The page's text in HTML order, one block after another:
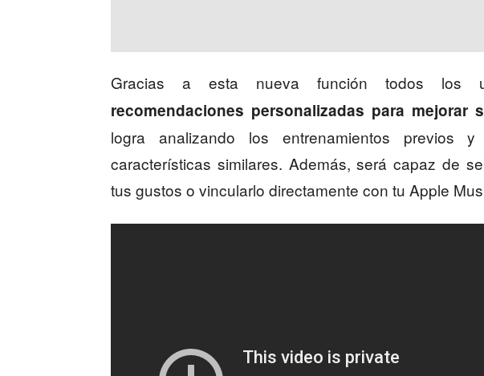
Gracias a esta nueva función todos los
recomendaciones personalizadas para mejorar
logra analizando los entrenamientos previos
características similares. Además, será capaz de
tus gustos o vincularlo directamente con tu Apple